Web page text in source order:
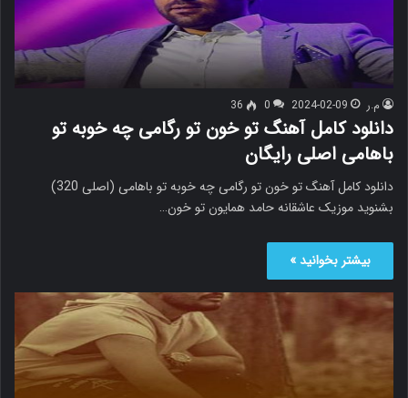
م.ر 2024-02-09
0
36
دانلود کامل آهنگ تو خون تو رگامی چه خوبه تو
باهامی اصلی رایگان
دانلود کامل آهنگ تو خون تو رگامی چه خوبه تو باهامی (اصلی 320)
بشنوید موزیک عاشقانه حامد همایون تو خون…
بیشتر بخوانید »